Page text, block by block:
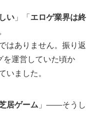
い 」「 エロゲ業界は終
はありません。振り返
を運営していた頃か
いました。
居ゲーム 」――そうし